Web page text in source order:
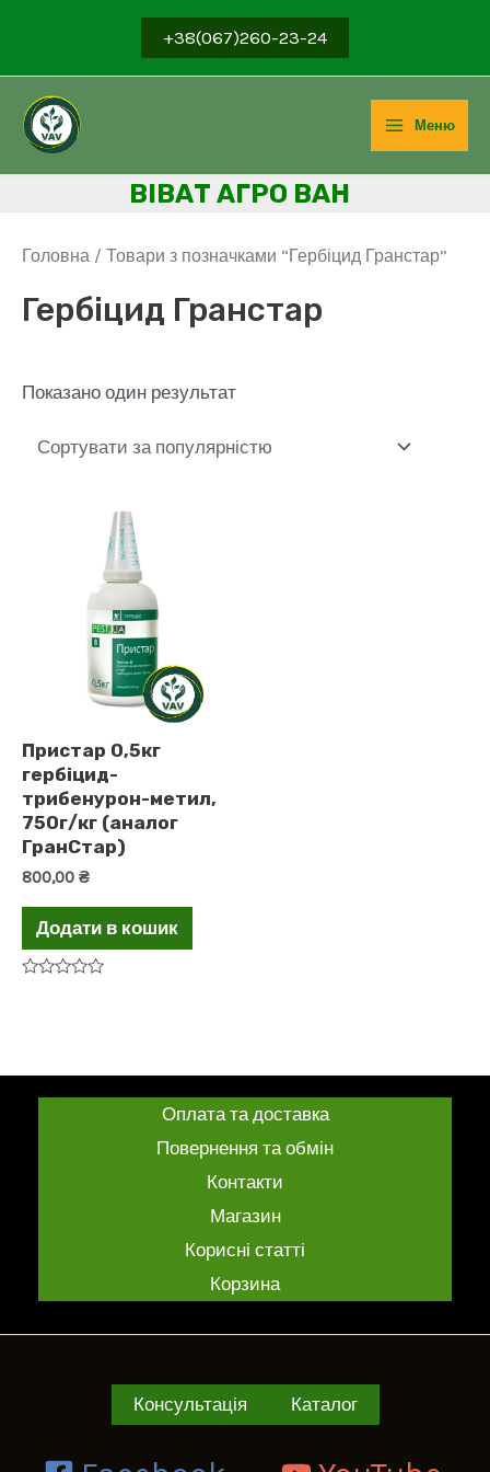
вмісту
+38(067)260-23-24
Main
Меню
ВІВАТ АГРО ВАН
Головна / Товари з позначками “Гербіцид Гранстар”
Гербіцид Гранстар
Показано один результат
Пристар 0,5кг
гербіцид-
трибенурон-метил,
750г/кг (аналог
ГранСтар)
800,00 ₴
Додати в кошик
Оплата та доставка
Повернення та обмін
Контакти
Магазин
Корисні статті
Корзина
Консультація Каталог